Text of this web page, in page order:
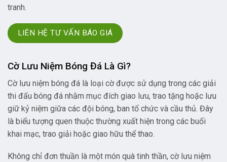
tranh.
LIÊN HỆ TƯ VẤN BÁO GIÁ
Cờ Lưu Niệm Bóng Đá Là Gì?
Cờ lưu niệm bóng đá là loại cờ được sử dụng trong các giải
thi đấu bóng đá nhằm mục đích giao lưu, trao tặng hoặc lưu
giữ kỷ niệm giữa các đội bóng, ban tổ chức và cầu thủ. Đây
là biểu tượng quen thuộc thường xuất hiện trong các buổi
khai mạc, trao giải hoặc giao hữu thể thao.
Không chỉ đơn thuần là một món quà tinh thần, cờ lưu niệm